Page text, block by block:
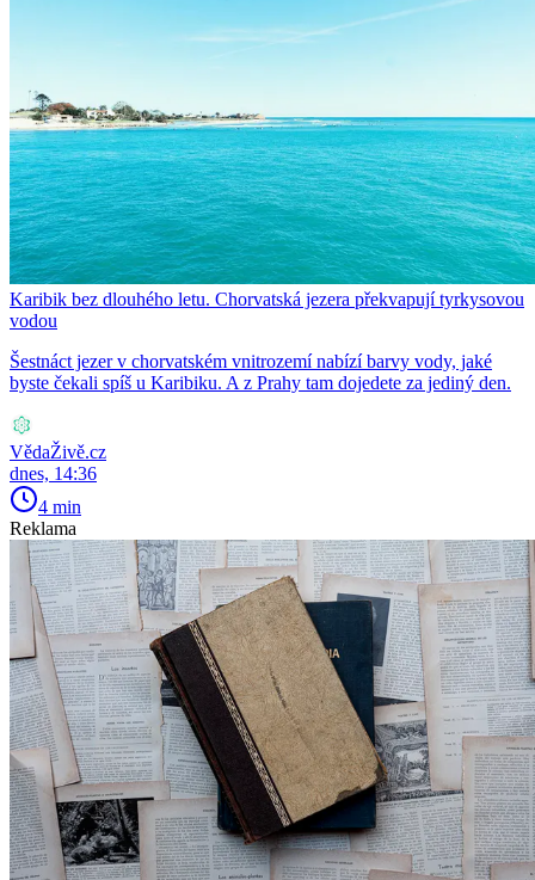
Karibik bez dlouhého letu. Chorvatská jezera překvapují tyrkysovou
vodou
Šestnáct jezer v chorvatském vnitrozemí nabízí barvy vody, jaké
byste čekali spíš u Karibiku. A z Prahy tam dojedete za jediný den.
VědaŽivě.cz
dnes, 14:36
4 min
Reklama